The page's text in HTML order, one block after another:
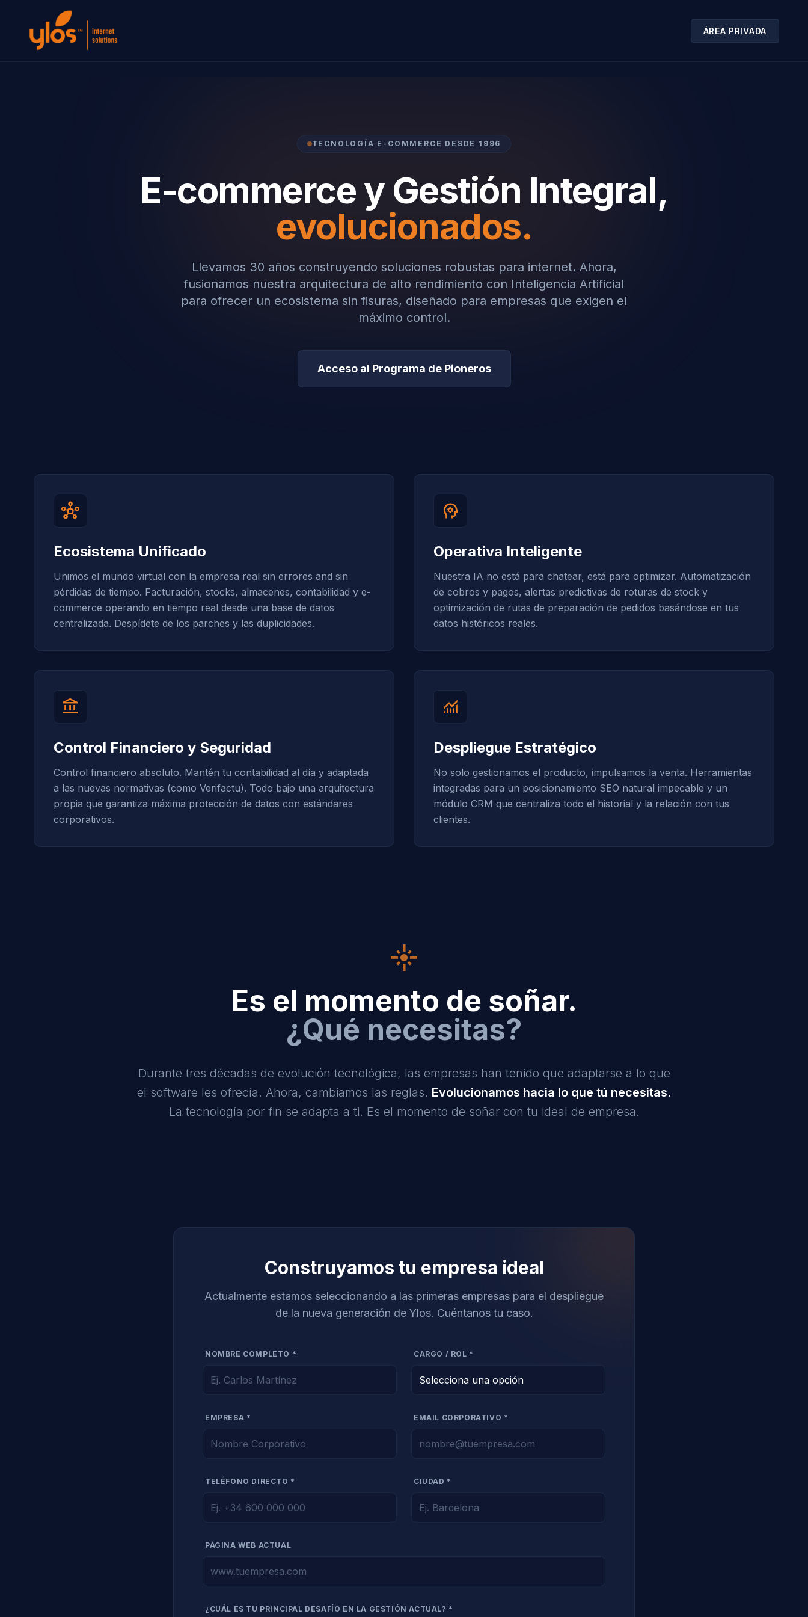
ÁREA PRIVADA
TECNOLOGÍA E-COMMERCE DESDE 1996
E-commerce y Gestión Integral,
evolucionados.
Llevamos 30 años construyendo soluciones robustas para internet. Ahora,
fusionamos nuestra arquitectura de alto rendimiento con Inteligencia Artificial
para ofrecer un ecosistema sin fisuras, diseñado para empresas que exigen el
máximo control.
Acceso al Programa de Pioneros
hub
Ecosistema Unificado
Unimos el mundo virtual con la empresa real sin errores and sin
pérdidas de tiempo. Facturación, stocks, almacenes, contabilidad y e-
commerce operando en tiempo real desde una base de datos
centralizada. Despídete de los parches y las duplicidades.
psychology
Operativa Inteligente
Nuestra IA no está para chatear, está para optimizar. Automatización
de cobros y pagos, alertas predictivas de roturas de stock y
optimización de rutas de preparación de pedidos basándose en tus
datos históricos reales.
account_balance
Control Financiero y Seguridad
Control financiero absoluto. Mantén tu contabilidad al día y adaptada
a las nuevas normativas (como Verifactu). Todo bajo una arquitectura
propia que garantiza máxima protección de datos con estándares
corporativos.
monitoring
Despliegue Estratégico
No solo gestionamos el producto, impulsamos la venta. Herramientas
integradas para un posicionamiento SEO natural impecable y un
módulo CRM que centraliza todo el historial y la relación con tus
clientes.
flare
Es el momento de soñar.
¿Qué necesitas?
Durante tres décadas de evolución tecnológica, las empresas han tenido que adaptarse a lo que
el software les ofrecía. Ahora, cambiamos las reglas. Evolucionamos hacia lo que tú necesitas.
La tecnología por fin se adapta a ti. Es el momento de soñar con tu ideal de empresa.
Construyamos tu empresa ideal
Actualmente estamos seleccionando a las primeras empresas para el despliegue
de la nueva generación de Ylos. Cuéntanos tu caso.
NOMBRE COMPLETO * CARGO / ROL *
EMPRESA * EMAIL CORPORATIVO *
TELÉFONO DIRECTO * CIUDAD *
PÁGINA WEB ACTUAL
¿CUÁL ES TU PRINCIPAL DESAFÍO EN LA GESTIÓN ACTUAL? *